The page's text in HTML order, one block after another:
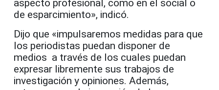
aspecto profesional, como en el social o
de esparcimiento», indicó.
Dijo que «impulsaremos medidas para que
los periodistas puedan disponer de
medios a través de los cuales puedan
expresar libremente sus trabajos de
investigación y opiniones. Además,